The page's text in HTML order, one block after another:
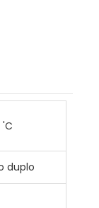
'C
duplo